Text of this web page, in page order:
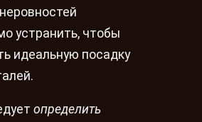
устранить, чтобы
идеальную посадку
определить